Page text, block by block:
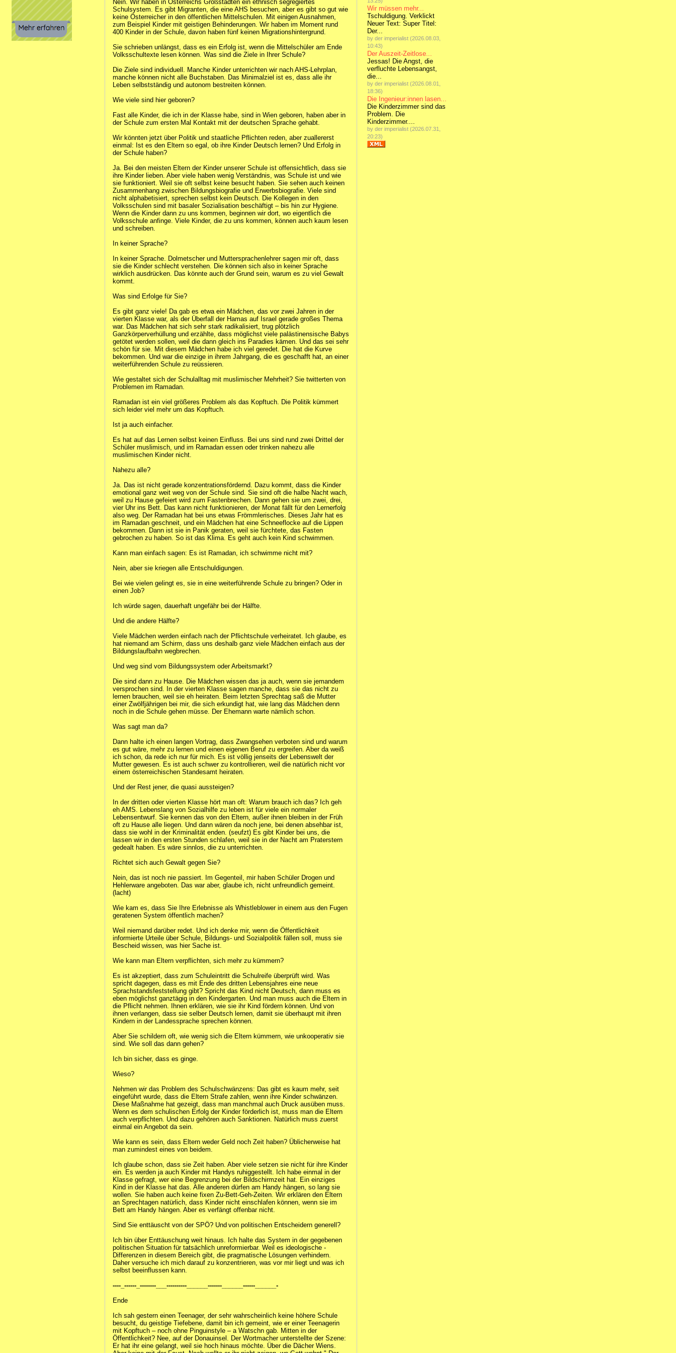
Nein. Wir haben in Österreichs Großstädten ein ethnisch segregiertes
Schulsystem. Es gibt Migranten, die eine AHS besuchen, aber es gibt so gut wie
keine Österreicher in den öffentlichen Mittelschulen. Mit einigen Ausnahmen,
zum Beispiel Kinder mit geistigen Behinderungen. Wir haben im Moment rund
400 Kinder in der Schule, davon haben fünf keinen Migrationshintergrund.
Sie schrieben unlängst, dass es ein Erfolg ist, wenn die Mittelschüler am Ende
Volksschultexte lesen können. Was sind die Ziele in Ihrer Schule?
Die Ziele sind individuell. Manche Kinder unterrichten wir nach AHS-Lehrplan,
manche können nicht alle Buchstaben. Das Minimalziel ist es, dass alle ihr
Leben selbstständig und autonom bestreiten können.
Wie viele sind hier geboren?
Fast alle Kinder, die ich in der Klasse habe, sind in Wien geboren, haben aber in
der Schule zum ersten Mal Kontakt mit der deutschen Sprache gehabt.
Wir könnten jetzt über Politik und staatliche Pflichten reden, aber zuallererst
einmal: Ist es den Eltern so egal, ob ihre Kinder Deutsch lernen? Und Erfolg in
der Schule haben?
Ja. Bei den meisten Eltern der Kinder unserer Schule ist offensichtlich, dass sie
ihre Kinder lieben. Aber viele haben wenig Verständnis, was Schule ist und wie
sie funktioniert. Weil sie oft selbst keine besucht haben. Sie sehen auch keinen
Zusammenhang zwischen Bildungsbiografie und Erwerbsbiografie. Viele sind
nicht alphabetisiert, sprechen selbst kein Deutsch. Die Kollegen in den
Volksschulen sind mit basaler Sozialisation beschäftigt – bis hin zur Hygiene.
Wenn die Kinder dann zu uns kommen, beginnen wir dort, wo eigentlich die
Volksschule anfinge. Viele Kinder, die zu uns kommen, können auch kaum lesen
und schreiben.
In keiner Sprache?
In keiner Sprache. Dolmetscher und Muttersprachenlehrer sagen mir oft, dass
sie die Kinder schlecht verstehen. Die können sich also in keiner Sprache
wirklich ausdrücken. Das könnte auch der Grund sein, warum es zu viel Gewalt
kommt.
Was sind Erfolge für Sie?
Es gibt ganz viele! Da gab es etwa ein Mädchen, das vor zwei Jahren in der
vierten Klasse war, als der Überfall der Hamas auf Israel gerade großes Thema
war. Das Mädchen hat sich sehr stark radikalisiert, trug plötzlich
Ganzkörperverhüllung und erzählte, dass möglichst viele palästinensische Babys
getötet werden sollen, weil die dann gleich ins Paradies kämen. Und das sei sehr
schön für sie. Mit diesem Mädchen habe ich viel geredet. Die hat die Kurve
bekommen. Und war die einzige in ihrem Jahrgang, die es geschafft hat, an einer
weiterführenden Schule zu reüssieren.
Wie gestaltet sich der Schulalltag mit muslimischer Mehrheit? Sie twitterten von
Problemen im Ramadan.
Ramadan ist ein viel größeres Problem als das Kopftuch. Die Politik kümmert
sich leider viel mehr um das Kopftuch.
Ist ja auch einfacher.
Es hat auf das Lernen selbst keinen Einfluss. Bei uns sind rund zwei Drittel der
Schüler muslimisch, und im Ramadan essen oder trinken nahezu alle
muslimischen Kinder nicht.
Nahezu alle?
Ja. Das ist nicht gerade konzentrationsfördernd. Dazu kommt, dass die Kinder
emotional ganz weit weg von der Schule sind. Sie sind oft die halbe Nacht wach,
weil zu Hause gefeiert wird zum Fastenbrechen. Dann gehen sie um zwei, drei,
vier Uhr ins Bett. Das kann nicht funktionieren, der Monat fällt für den Lernerfolg
also weg. Der Ramadan hat bei uns etwas Frömmlerisches. Dieses Jahr hat es
im Ramadan geschneit, und ein Mädchen hat eine Schneeflocke auf die Lippen
bekommen. Dann ist sie in Panik geraten, weil sie fürchtete, das Fasten
gebrochen zu haben. So ist das Klima. Es geht auch kein Kind schwimmen.
Kann man einfach sagen: Es ist Ramadan, ich schwimme nicht mit?
Nein, aber sie kriegen alle Entschuldigungen.
Bei wie vielen gelingt es, sie in eine weiterführende Schule zu bringen? Oder in
einen Job?
Ich würde sagen, dauerhaft ungefähr bei der Hälfte.
Und die andere Hälfte?
Viele Mädchen werden einfach nach der Pflichtschule verheiratet. Ich glaube, es
hat niemand am Schirm, dass uns deshalb ganz viele Mädchen einfach aus der
Bildungslaufbahn wegbrechen.
Und weg sind vom Bildungssystem oder Arbeitsmarkt?
Die sind dann zu Hause. Die Mädchen wissen das ja auch, wenn sie jemandem
versprochen sind. In der vierten Klasse sagen manche, dass sie das nicht zu
lernen brauchen, weil sie eh heiraten. Beim letzten Sprechtag saß die Mutter
einer Zwölfjährigen bei mir, die sich erkundigt hat, wie lang das Mädchen denn
noch in die Schule gehen müsse. Der Ehemann warte nämlich schon.
Was sagt man da?
Dann halte ich einen langen Vortrag, dass Zwangsehen verboten sind und warum
es gut wäre, mehr zu lernen und einen eigenen Beruf zu ergreifen. Aber da weiß
ich schon, da rede ich nur für mich. Es ist völlig jenseits der Lebenswelt der
Mutter gewesen. Es ist auch schwer zu kontrollieren, weil die natürlich nicht vor
einem österreichischen Standesamt heiraten.
Und der Rest jener, die quasi aussteigen?
In der dritten oder vierten Klasse hört man oft: Warum brauch ich das? Ich geh
eh AMS. Lebenslang von Sozialhilfe zu leben ist für viele ein normaler
Lebensentwurf. Sie kennen das von den Eltern, außer ihnen bleiben in der Früh
oft zu Hause alle liegen. Und dann wären da noch jene, bei denen absehbar ist,
dass sie wohl in der Kriminalität enden. (seufzt) Es gibt Kinder bei uns, die
lassen wir in den ersten Stunden schlafen, weil sie in der Nacht am Praterstern
gedealt haben. Es wäre sinnlos, die zu unterrichten.
Richtet sich auch Gewalt gegen Sie?
Nein, das ist noch nie passiert. Im Gegenteil, mir haben Schüler Drogen und
Hehlerware angeboten. Das war aber, glaube ich, nicht unfreundlich gemeint.
(lacht)
Wie kam es, dass Sie Ihre Erlebnisse als Whistleblower in einem aus den Fugen
geratenen System öffentlich machen?
Weil niemand darüber redet. Und ich denke mir, wenn die Öffentlichkeit
informierte Urteile über Schule, Bildungs- und Sozialpolitik fällen soll, muss sie
Bescheid wissen, was hier Sache ist.
Wie kann man Eltern verpflichten, sich mehr zu kümmern?
Es ist akzeptiert, dass zum Schuleintritt die Schulreife überprüft wird. Was
spricht dagegen, dass es mit Ende des dritten Lebensjahres eine neue
Sprachstandsfeststellung gibt? Spricht das Kind nicht Deutsch, dann muss es
eben möglichst ganztägig in den Kindergarten. Und man muss auch die Eltern in
die Pflicht nehmen. Ihnen erklären, wie sie ihr Kind fördern können. Und von
ihnen verlangen, dass sie selber Deutsch lernen, damit sie überhaupt mit ihren
Kindern in der Landessprache sprechen können.
Aber Sie schildern oft, wie wenig sich die Eltern kümmern, wie unkooperativ sie
sind. Wie soll das dann gehen?
Ich bin sicher, dass es ginge.
Wieso?
Nehmen wir das Problem des Schulschwänzens: Das gibt es kaum mehr, seit
eingeführt wurde, dass die Eltern Strafe zahlen, wenn ihre Kinder schwänzen.
Diese Maßnahme hat gezeigt, dass man manchmal auch Druck ausüben muss.
Wenn es dem schulischen Erfolg der Kinder förderlich ist, muss man die ­Eltern
auch verpflichten. Und dazu gehören auch Sanktionen. Natürlich muss zuerst
einmal ein Angebot da sein.
Wie kann es sein, dass Eltern weder Geld noch Zeit haben? Üblicherweise hat
man zumindest eines von beidem.
Ich glaube schon, dass sie Zeit haben. Aber viele setzen sie nicht für ihre Kinder
ein. Es werden ja auch Kinder mit Handys ruhiggestellt. Ich habe einmal in der
Klasse gefragt, wer eine Begrenzung bei der Bildschirmzeit hat. Ein einziges
Kind in der Klasse hat das. Alle anderen dürfen am Handy hängen, so lang sie
wollen. Sie haben auch keine fixen Zu-Bett-Geh-Zeiten. Wir erklären den Eltern
an Sprechtagen natürlich, dass Kinder nicht einschlafen können, wenn sie im
Bett am Handy hängen. Aber es verfängt offenbar nicht.
Sind Sie enttäuscht von der SPÖ? ­Und von politischen Entscheidern generell?
Ich bin über Enttäuschung weit hinaus. Ich halte das System in der gegebenen
politischen Situation für tatsächlich ­unreformierbar. Weil es ideologische ­
Differenzen in diesem Bereich gibt, die pragmatische Lösungen verhindern.
Daher versuche ich mich darauf zu ­konzentrieren, was vor mir liegt und was ich
selbst beeinflussen kann.
----_------_--------___----------______-------______------______-
Ende
Ich sah gestern einen Teenager, der sehr wahrscheinlich keine höhere Schule
besucht, du geistige Tiefebene, damit bin ich gemeint, wie er einer Teenagerin
mit Kopftuch – noch ohne Pinguinstyle – a Watschn gab. Mitten in der
Öffentlichkeit? Nee, auf der Donauinsel. Der Wortmacher unterstellte der Szene:
Er hat ihr eine gelangt, weil sie hoch hinaus möchte. Über die Dächer Wiens.
Wir müssen mehr...
Tschuldigung. Verklickt
Neuer Text: Super Titel:
Der...
by der imperialist (2026.08.03,
10:43)
Der Auszeit-Zeitlose...
Jessas! Die Angst, die
verfluchte Lebensangst,
die...
by der imperialist (2026.08.01,
18:36)
Die Ingenieur:innen lasen...
Die Kinderzimmer sind das
Problem. Die
Kinderzimmer....
by der imperialist (2026.07.31,
20:23)